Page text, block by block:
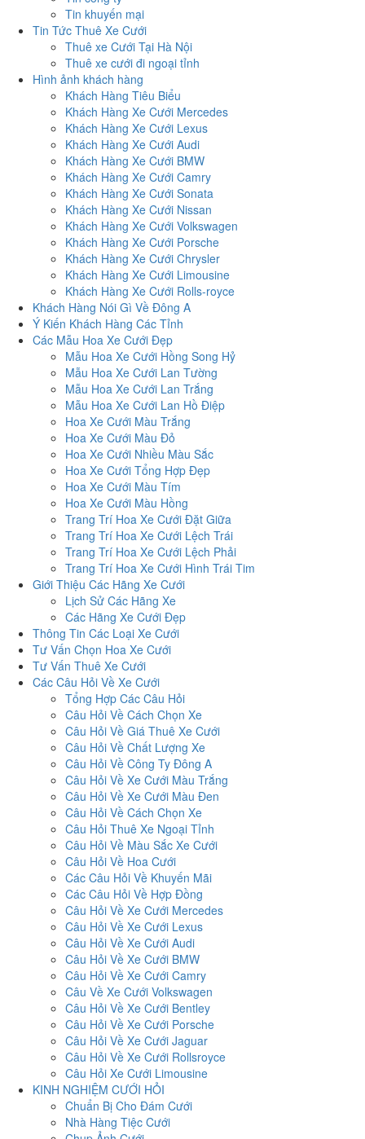
Tin khuyến mại
Tin Tức Thuê Xe Cưới
Thuê xe Cưới Tại Hà Nội
Thuê xe cưới đi ngoại tỉnh
Hình ảnh khách hàng
Khách Hàng Tiêu Biểu
Khách Hàng Xe Cưới Mercedes
Khách Hàng Xe Cưới Lexus
Khách Hàng Xe Cưới Audi
Khách Hàng Xe Cưới BMW
Khách Hàng Xe Cưới Camry
Khách Hàng Xe Cưới Sonata
Khách Hàng Xe Cưới Nissan
Khách Hàng Xe Cưới Volkswagen
Khách Hàng Xe Cưới Porsche
Khách Hàng Xe Cưới Chrysler
Khách Hàng Xe Cưới Limousine
Khách Hàng Xe Cưới Rolls-royce
Khách Hàng Nói Gì Về Đông A
Ý Kiến Khách Hàng Các Tỉnh
Các Mẫu Hoa Xe Cưới Đẹp
Mẫu Hoa Xe Cưới Hồng Song Hỷ
Mẫu Hoa Xe Cưới Lan Tường
Mẫu Hoa Xe Cưới Lan Trắng
Mẫu Hoa Xe Cưới Lan Hồ Điệp
Hoa Xe Cưới Màu Trắng
Hoa Xe Cưới Màu Đỏ
Hoa Xe Cưới Nhiều Màu Sắc
Hoa Xe Cưới Tổng Hợp Đẹp
Hoa Xe Cưới Màu Tím
Hoa Xe Cưới Màu Hồng
Trang Trí Hoa Xe Cưới Đặt Giữa
Trang Trí Hoa Xe Cưới Lệch Trái
Trang Trí Hoa Xe Cưới Lệch Phải
Trang Trí Hoa Xe Cưới Hình Trái Tim
Giới Thiệu Các Hãng Xe Cưới
Lịch Sử Các Hãng Xe
Các Hãng Xe Cưới Đẹp
Thông Tin Các Loại Xe Cưới
Tư Vấn Chọn Hoa Xe Cưới
Tư Vấn Thuê Xe Cưới
Các Câu Hỏi Về Xe Cưới
Tổng Hợp Các Câu Hỏi
Câu Hỏi Về Cách Chọn Xe
Câu Hỏi Về Giá Thuê Xe Cưới
Câu Hỏi Về Chất Lượng Xe
Câu Hỏi Về Công Ty Đông A
Câu Hỏi Về Xe Cưới Màu Trắng
Câu Hỏi Về Xe Cưới Màu Đen
Câu Hỏi Về Cách Chọn Xe
Câu Hỏi Thuê Xe Ngoại Tỉnh
Câu Hỏi Về Màu Sắc Xe Cưới
Câu Hỏi Về Hoa Cưới
Các Câu Hỏi Về Khuyến Mãi
Các Câu Hỏi Về Hợp Đồng
Câu Hỏi Về Xe Cưới Mercedes
Câu Hỏi Về Xe Cưới Lexus
Câu Hỏi Về Xe Cưới Audi
Câu Hỏi Về Xe Cưới BMW
Câu Hỏi Về Xe Cưới Camry
Câu Về Xe Cưới Volkswagen
Câu Hỏi Về Xe Cưới Bentley
Câu Hỏi Về Xe Cưới Porsche
Câu Hỏi Về Xe Cưới Jaguar
Câu Hỏi Về Xe Cưới Rollsroyce
Câu Hỏi Xe Cưới Limousine
KINH NGHIỆM CƯỚI HỎI
Chuẩn Bị Cho Đám Cưới
Nhà Hàng Tiệc Cưới